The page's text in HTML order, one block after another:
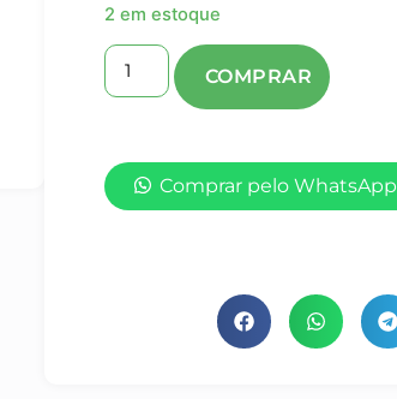
2 em estoque
Comprar pelo WhatsApp